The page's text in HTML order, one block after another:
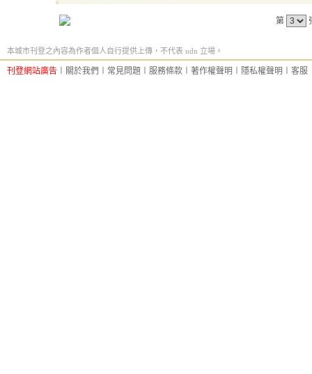
第
本城市刊登之內容為作者個人自行提供上傳，不代表 udn 立場。
刊登網站廣告 關於我們 常見問題 服務條款 著作權聲明 隱私權聲明 客服